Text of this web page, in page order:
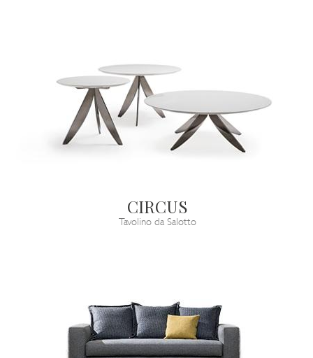
CIRCUS
Tavolino da Salotto